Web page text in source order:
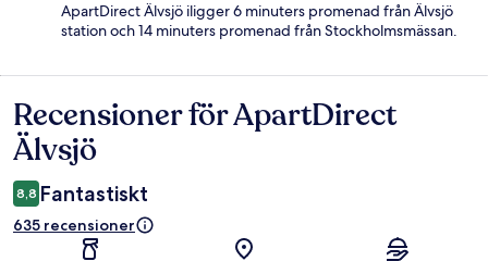
ApartDirect Älvsjö iligger 6 minuters promenad från Älvsjö
station och 14 minuters promenad från Stockholmsmässan.
Recensioner
Recensioner för ApartDirect
Älvsjö
8,8 Fantastiskt
635 recensioner